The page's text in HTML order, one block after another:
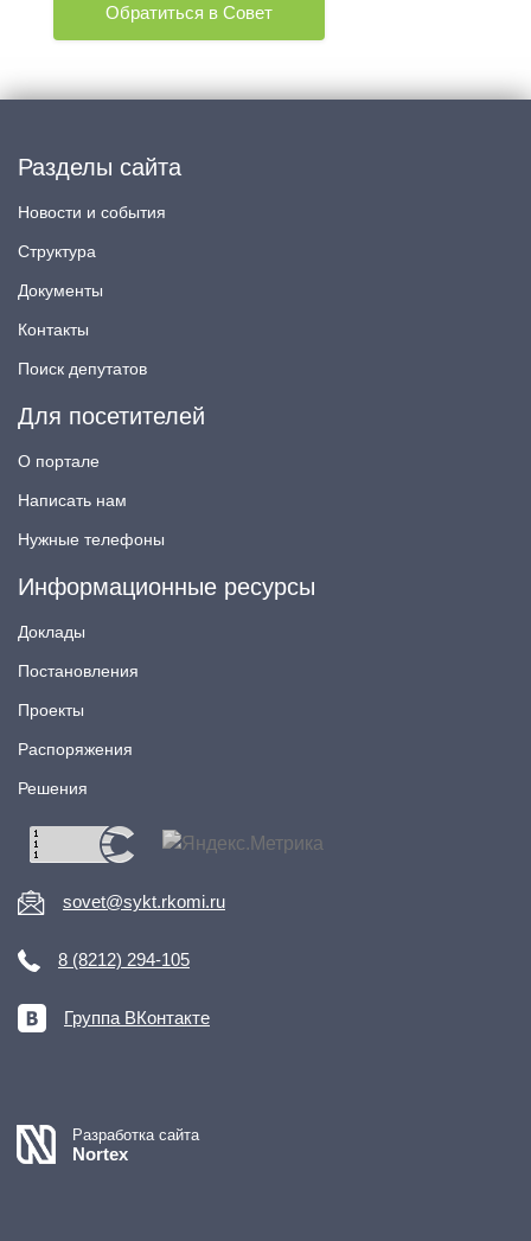
Обратиться в Совет
Разделы сайта
Новости и события
Структура
Документы
Контакты
Поиск депутатов
Для посетителей
О портале
Написать нам
Нужные телефоны
Информационные ресурсы
Доклады
Постановления
Проекты
Распоряжения
Решения
sovet@sykt.rkomi.ru
8 (8212) 294-105
Группа ВКонтакте
Разработка сайта
Nortex